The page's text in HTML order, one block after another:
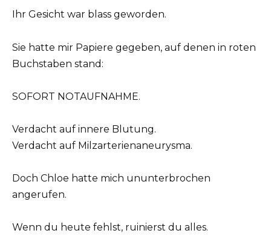
Ihr Gesicht war blass geworden.
Sie hatte mir Papiere gegeben, auf denen in roten
Buchstaben stand:
SOFORT NOTAUFNAHME.
Verdacht auf innere Blutung.
Verdacht auf Milzarterienaneurysma.
Doch Chloe hatte mich ununterbrochen
angerufen.
Wenn du heute fehlst, ruinierst du alles.